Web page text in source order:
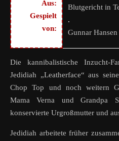
Aus:
Gespielt
von:
Blutgericht in
.
Gunnar Hansen
Die kannibalistische Inzucht-
Jedidiah „Leatherface“ aus
Chop Top und noch weitern
Mama Verna und Grandpa
konservierte Urgroßmutter und
Jedidiah arbeitete früher